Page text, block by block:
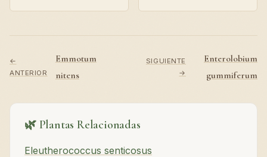
←
ANTERIOR
Emmotum
nitens
SIGUIENTE
→
Enterolobium
gummiferum
🌿 Plantas Relacionadas
Eleutherococcus senticosus